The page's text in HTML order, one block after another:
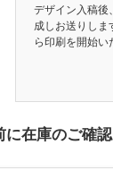
デザイン入稿後
成しお送りし
ら印刷を開始い
に在庫のご確